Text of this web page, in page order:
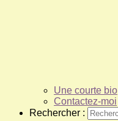
Une courte bio
Contactez-moi
Rechercher :